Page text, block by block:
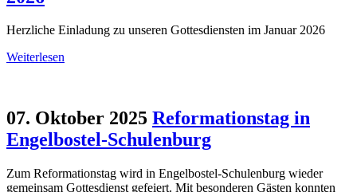
Herzliche Einladung zu unseren Gottesdiensten im Januar 2026
Weiterlesen
07. Oktober 2025 Reformationstag in
Engelbostel-Schulenburg
Zum Reformationstag wird in Engelbostel-Schulenburg wieder
gemeinsam Gottesdienst gefeiert. Mit besonderen Gästen konnten